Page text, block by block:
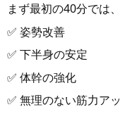
まず最初の40分では、
✅ 姿勢改善
✅ 下半身の安定
✅ 体幹の強化
✅ 無理のない筋力ア